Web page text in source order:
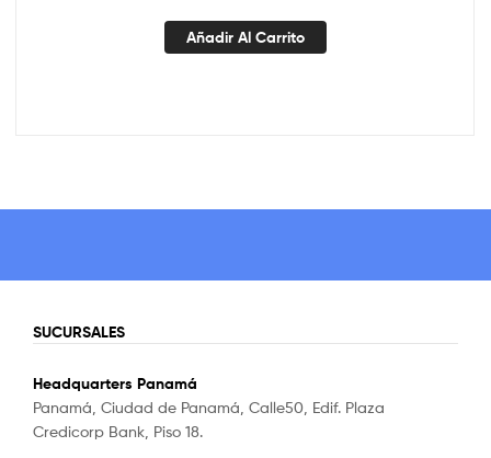
Añadir Al Carrito
SUCURSALES
Headquarters Panamá
Panamá, Ciudad de Panamá, Calle50, Edif. Plaza
Credicorp Bank, Piso 18.